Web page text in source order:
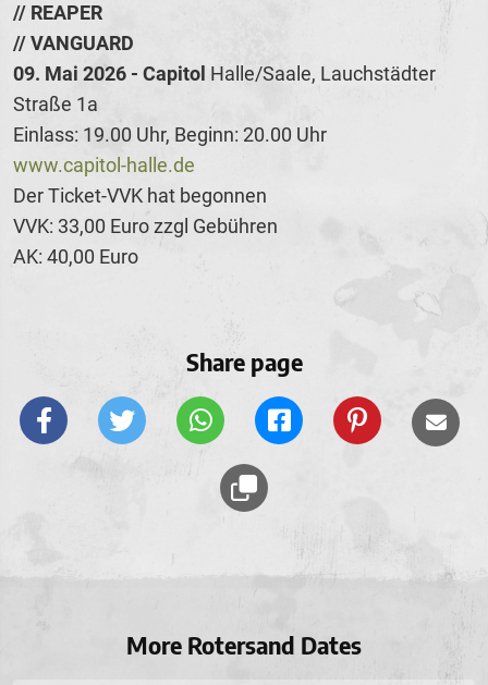
// REAPER
// VANGUARD
09. Mai 2026 - Capitol Halle/Saale, Lauchstädter
Straße 1a
Einlass: 19.00 Uhr, Beginn: 20.00 Uhr
www.capitol-halle.de
Der Ticket-VVK hat begonnen
VVK: 33,00 Euro zzgl Gebühren
AK: 40,00 Euro
Share page
More Rotersand Dates